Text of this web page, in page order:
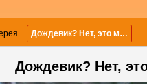
Дождевик? Нет, это м…
Дождевик? Нет,